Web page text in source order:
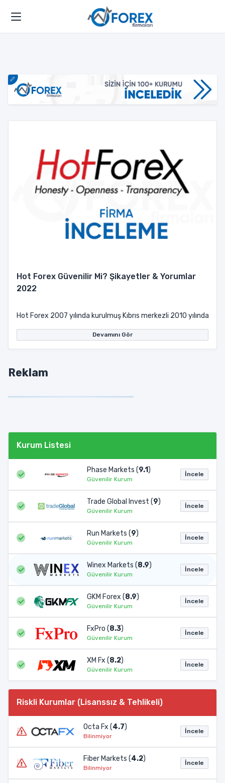
Hot Forex Güvenilir Mi? Şikayetler & Yorumlar
2022
Hot Forex 2007 yılında kurulmuş Kıbrıs merkezli 2010
Devamını Gör
Reklam
Kurum Listesi
Phase Markets (9.1)
Güvenilir Kurum
İncele
Trade Global Invest (9)
Güvenilir Kurum
İncele
Run Markets (9)
Güvenilir Kurum
İncele
Winex Markets (8.9)
Güvenilir Kurum
İncele
GKM Forex (8.9)
Güvenilir Kurum
İncele
FxPro (8.3)
Güvenilir Kurum
İncele
XM Fx (8.2)
Güvenilir Kurum
İncele
Riskli Kurumlar (Lisanssız & Tehlikeli)
Octa Fx (4.7)
Bilinmiyor
İncele
Fiber Markets (4.2)
Bilinmiyor
İncele